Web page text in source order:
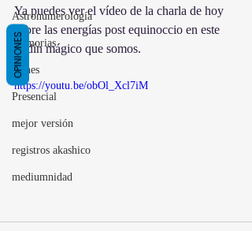
Astronumerología
Memorias
Dones
Presencial
mejor versión
registros akashico
mediumnidad
Ya puedes ver el vídeo de la charla de hoy
sobre las energías post equinoccio en este
jardín mágico que somos.
https://youtu.be/obOl_Xcl7iM
OPINIONES